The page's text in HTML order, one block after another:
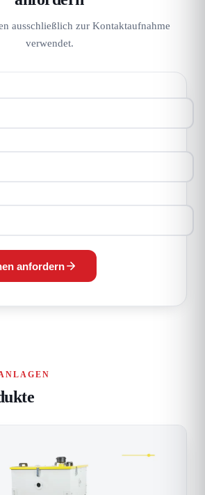
ausschließlich zur Kontaktaufnahme
verwendet.
anfordern